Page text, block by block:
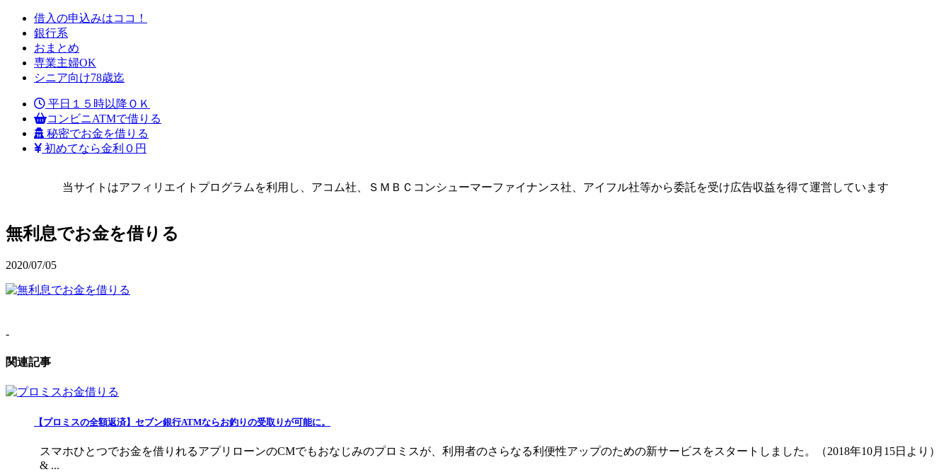
借入の申込みはココ！
銀行系
おまとめ
専業主婦OK
シニア向け78歳迄
平日１５時以降ＯＫ
コンビニATMで借りる
秘密でお金を借りる
初めてなら金利０円
当サイトはアフィリエイトプログラムを利用し、アコム社、ＳＭＢＣコンシューマーファイナンス社、アイフル社等から委託を受け広告収益を得て運営しています
無利息でお金を借りる
2020/07/05
-
関連記事
【プロミスの全額返済】セブン銀行ATMならお釣りの受取りが可能に。
スマホひとつでお金を借りれるアプリローンのCMでもおなじみのプロミスが、利用者のさらなる利便性アップのための新サービスをスタートしました。（2018年10月15日より）
& ...